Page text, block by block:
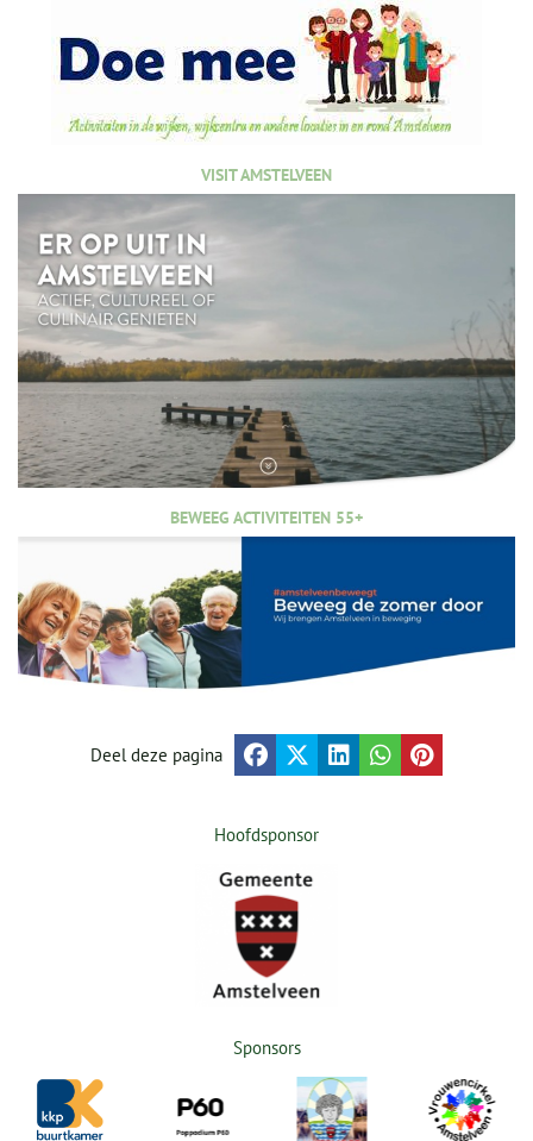
VISIT AMSTELVEEN
BEWEEG ACTIVITEITEN 55+
Deel deze pagina
Hoofdsponsor
Sponsors